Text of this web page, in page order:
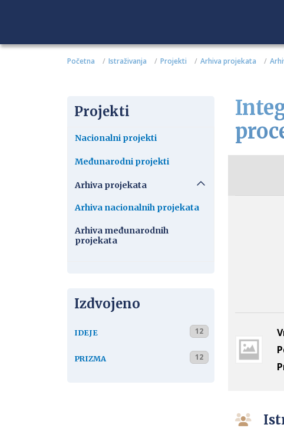
Početna Istraživanja Projekti Arhiva projekata
Projekti
Nacionalni projekti
Međunarodni projekti
Arhiva projekata
Arhiva nacionalnih projekata
Arhiva međunarodnih
projekata
Izdvojeno
IDEJE 12
PRIZMA 12